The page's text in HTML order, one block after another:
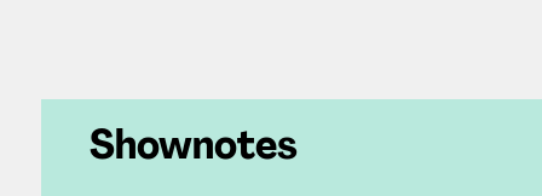
Shownotes